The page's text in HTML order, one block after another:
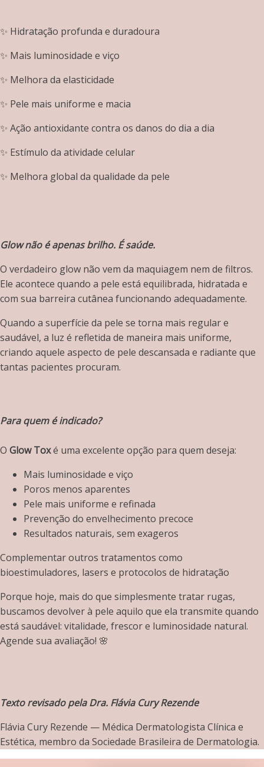
✨ Hidratação profunda e duradoura
✨ Mais luminosidade e viço
✨ Melhora da elasticidade
✨ Pele mais uniforme e macia
✨ Ação antioxidante contra os danos do dia a dia
✨ Estímulo da atividade celular
✨ Melhora global da qualidade da pele
Glow não é apenas brilho. É saúde.
O verdadeiro glow não vem da maquiagem nem de filtros.
Ele acontece quando a pele está equilibrada, hidratada e
com sua barreira cutânea funcionando adequadamente.
Quando a superfície da pele se torna mais regular e
saudável, a luz é refletida de maneira mais uniforme,
criando aquele aspecto de pele descansada e radiante que
tantas pacientes procuram.
Para quem é indicado?
O Glow Toxé uma excelente opção para quem deseja:
Mais luminosidade e viço
Poros menos aparentes
Pele mais uniforme e refinada
Prevenção do envelhecimento precoce
Resultados naturais, sem exageros
Complementar outros tratamentos como
bioestimuladores, lasers e protocolos de hidratação
Porque hoje, mais do que simplesmente tratar rugas,
buscamos devolver à pele aquilo que ela transmite quando
está saudável: vitalidade, frescor e luminosidade natural.
Agende sua avaliação! 🌸
Texto revisado pela Dra. Flávia Cury Rezende
Flávia Cury Rezende — Médica Dermatologista Clínica e
Estética, membro da Sociedade Brasileira de Dermatologia.